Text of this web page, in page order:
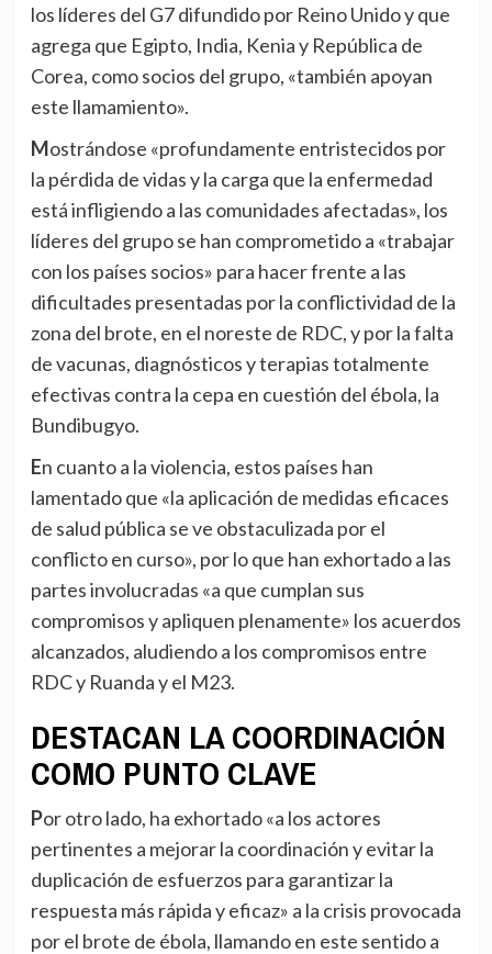
los líderes del G7 difundido por Reino Unido y que
agrega que Egipto, India, Kenia y República de
Corea, como socios del grupo, «también apoyan
este llamamiento».
Mostrándose «profundamente entristecidos por
la pérdida de vidas y la carga que la enfermedad
está infligiendo a las comunidades afectadas», los
líderes del grupo se han comprometido a «trabajar
con los países socios» para hacer frente a las
dificultades presentadas por la conflictividad de la
zona del brote, en el noreste de RDC, y por la falta
de vacunas, diagnósticos y terapias totalmente
efectivas contra la cepa en cuestión del ébola, la
Bundibugyo.
En cuanto a la violencia, estos países han
lamentado que «la aplicación de medidas eficaces
de salud pública se ve obstaculizada por el
conflicto en curso», por lo que han exhortado a las
partes involucradas «a que cumplan sus
compromisos y apliquen plenamente» los acuerdos
alcanzados, aludiendo a los compromisos entre
RDC y Ruanda y el M23.
DESTACAN LA COORDINACIÓN
COMO PUNTO CLAVE
Por otro lado, ha exhortado «a los actores
pertinentes a mejorar la coordinación y evitar la
duplicación de esfuerzos para garantizar la
respuesta más rápida y eficaz» a la crisis provocada
por el brote de ébola, llamando en este sentido a